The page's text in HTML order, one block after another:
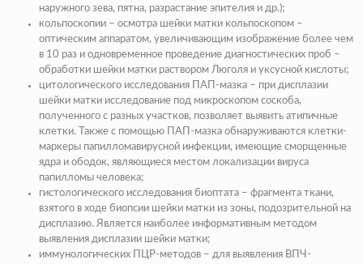
наружного зева, пятна, разрастание эпителия и др.);
кольпоскопии – осмотра шейки матки кольпоскопом –
оптическим аппаратом, увеличивающим изображение более чем
в 10 раз и одновременное проведение диагностических проб –
обработки шейки матки раствором Люголя и уксусной кислоты;
цитологического исследования ПАП-мазка – при дисплазии
шейки матки исследование под микроскопом соскоба,
полученного с разных участков, позволяет выявить атипичные
клетки. Также с помощью ПАП-мазка обнаруживаются клетки-
маркеры папилломавирусной инфекции, имеющие сморщенные
ядра и ободок, являющиеся местом локализации вируса
папилломы человека;
гистологического исследования биоптата – фрагмента ткани,
взятого в ходе биопсии шейки матки из зоны, подозрительной на
дисплазию. Является наиболее информативным методом
выявления дисплазии шейки матки;
иммунологических ПЦР-методов – для выявления ВПЧ-